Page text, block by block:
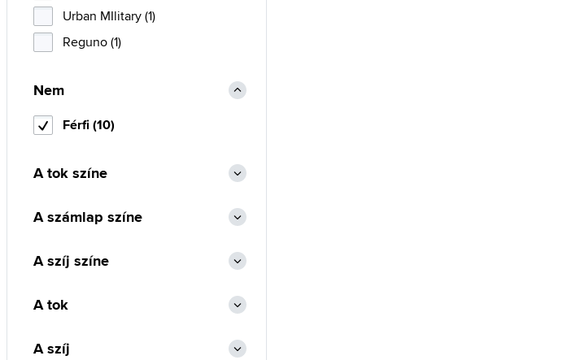
Urban MIlitary (1)
Reguno (1)
Nem
Férfi (10)
A tok színe
A számlap színe
A szíj színe
A tok
A szíj